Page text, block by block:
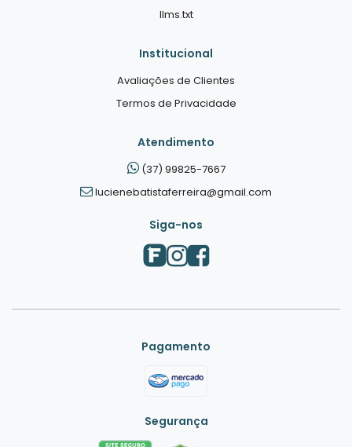
llms.txt
Institucional
Avaliações de Clientes
Termos de Privacidade
Atendimento
(37) 99825-7667
lucienebatistaferreira@gmail.com
Siga-nos
Pagamento
Segurança